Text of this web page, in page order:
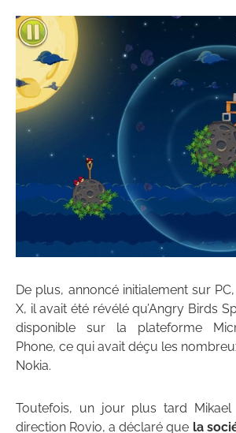
De plus, annoncé initialement sur
X, il avait été révélé qu’Angry Birds
disponible sur la plateforme
Phone, ce qui avait déçu les
Nokia.
Toutefois, un jour plus tard
direction Rovio, a déclaré que la